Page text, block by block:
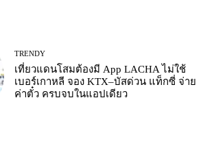
TRENDY
เที่ยวแดนโสมต้องมี App LACHA ไม่ใช้
เบอร์เกาหลี จอง KTX–บัสด่วน แท็กซี่ จ่าย
ค่าตั๋ว ครบจบในแอปเดียว